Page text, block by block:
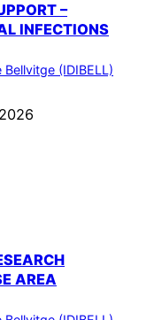
–
INFECTIONS
(IDIBELL)
AREA